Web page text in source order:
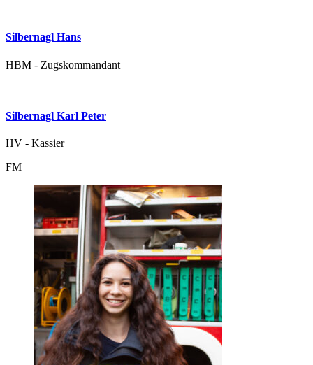
Silbernagl Hans
HBM - Zugskommandant
Silbernagl Karl Peter
HV - Kassier
FM